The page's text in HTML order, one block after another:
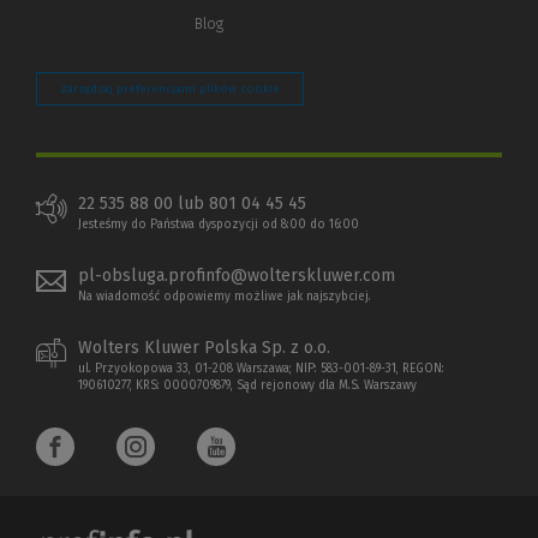
Blog
Zarządzaj preferencjami plików cookie
22 535 88 00 lub 801 04 45 45
Jesteśmy do Państwa dyspozycji od 8:00 do 16:00
pl-obsluga.profinfo@wolterskluwer.com
Na wiadomość odpowiemy możliwe jak najszybciej.
Wolters Kluwer Polska Sp. z o.o.
ul. Przyokopowa 33, 01-208 Warszawa; NIP: 583-001-89-31, REGON:
190610277, KRS: 0000709879, Sąd rejonowy dla M.S. Warszawy